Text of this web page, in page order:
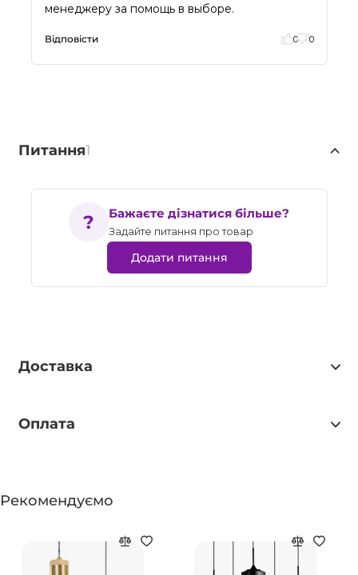
менеджеру за помощь в выборе.
Відповісти 0 0
Питання1
Бажаєте дізнатися більше?
Задайте питання про товар
Додати питання
Доставка
Оплата
Рекомендуємо